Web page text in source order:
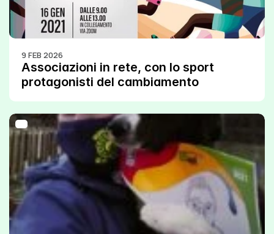
9 FEB 2026
Associazioni in rete, con lo sport
protagonisti del cambiamento